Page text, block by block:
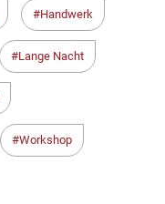
Handwerk
Lange Nacht
Workshop